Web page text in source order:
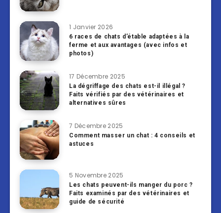
1 Janvier 2026
6 races de chats d’étable adaptées à la
ferme et aux avantages (avec infos et
photos)
17 Décembre 2025
La dégriffage des chats est-il illégal ?
Faits vérifiés par des vétérinaires et
alternatives sûres
7 Décembre 2025
Comment masser un chat : 4 conseils et
astuces
5 Novembre 2025
Les chats peuvent-ils manger du porc ?
Faits examinés par des vétérinaires et
guide de sécurité